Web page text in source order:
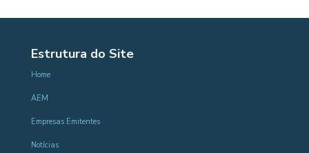
Estrutura do Site
Home
AEM
Empresas Emitentes
Notícias